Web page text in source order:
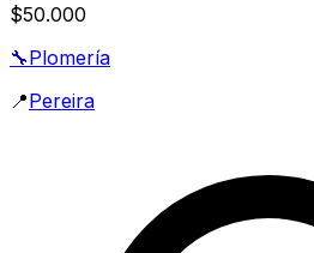
$50.000
🔧Plomería
📍Pereira